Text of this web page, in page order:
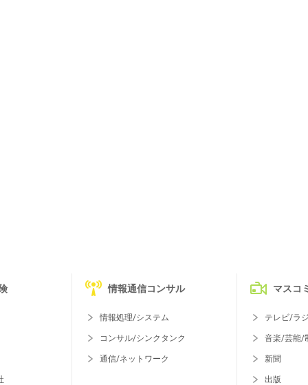
情報通信コンサル
情報処理/システム
コンサル/シンクタンク
通信/ネットワーク
マスコミ
テレビ/ラ
音楽/芸能/
新聞
出版